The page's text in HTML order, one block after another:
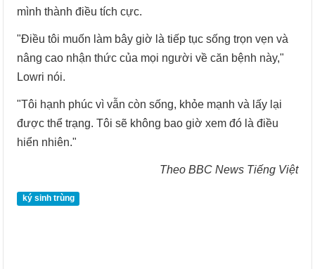
mình thành điều tích cực.
"Điều tôi muốn làm bây giờ là tiếp tục sống trọn vẹn và
nâng cao nhận thức của mọi người về căn bệnh này,"
Lowri nói.
"Tôi hạnh phúc vì vẫn còn sống, khỏe mạnh và lấy lại
được thể trạng. Tôi sẽ không bao giờ xem đó là điều
hiển nhiên."
Theo BBC News Tiếng Việt
ký sinh trùng